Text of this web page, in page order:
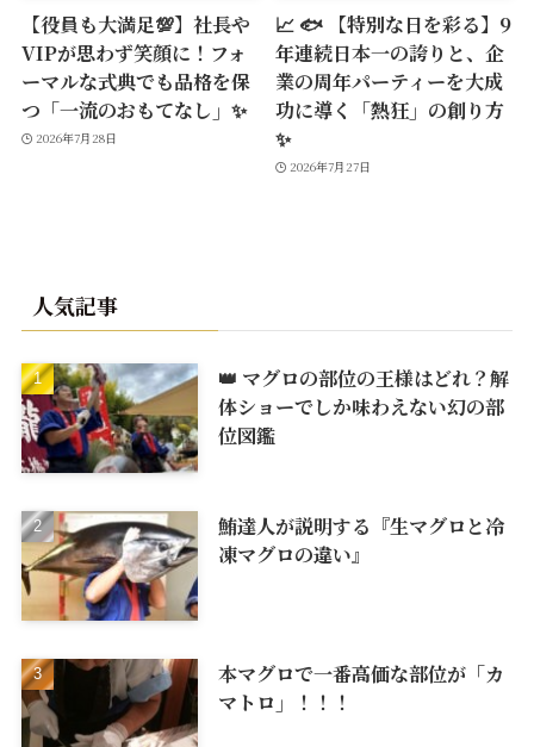
【役員も大満足💯】社長や
VIPが思わず笑顔に！フォ
ーマルな式典でも品格を保
つ「一流のおもてなし」✨
2026年7月28日
📈 🐟 【特別な日を彩る】9
年連続日本一の誇りと、企
業の周年パーティーを大成
功に導く「熱狂」の創り方
✨
2026年7月27日
人気記事
👑 マグロの部位の王様はどれ？解
体ショーでしか味わえない幻の部
位図鑑
鮪達人が説明する『生マグロと冷
凍マグロの違い』
本マグロで一番高価な部位が「カ
マトロ」！！！